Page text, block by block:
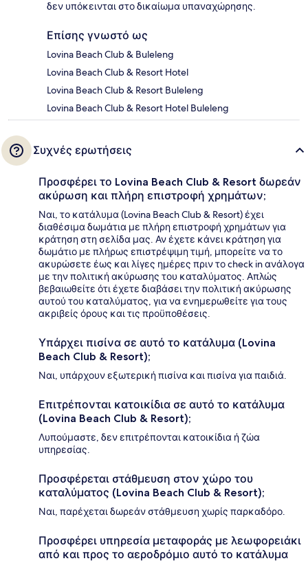
δεν υπόκεινται στο δικαίωμα υπαναχώρησης.
Επίσης γνωστό ως
Lovina Beach Club & Buleleng
Lovina Beach Club & Resort Hotel
Lovina Beach Club & Resort Buleleng
Lovina Beach Club & Resort Hotel Buleleng
Συχνές ερωτήσεις
Προσφέρει το Lovina Beach Club & Resort δωρεάν
ακύρωση και πλήρη επιστροφή χρημάτων;
Ναι, το κατάλυμα (Lovina Beach Club & Resort) έχει
διαθέσιμα δωμάτια με πλήρη επιστροφή χρημάτων για
κράτηση στη σελίδα μας. Αν έχετε κάνει κράτηση για
δωμάτιο με πλήρως επιστρέψιμη τιμή, μπορείτε να το
ακυρώσετε έως και λίγες ημέρες πριν το check in ανάλογα
με την πολιτική ακύρωσης του καταλύματος. Απλώς
βεβαιωθείτε ότι έχετε διαβάσει την πολιτική ακύρωσης
αυτού του καταλύματος, για να ενημερωθείτε για τους
ακριβείς όρους και τις προϋποθέσεις.
Υπάρχει πισίνα σε αυτό το κατάλυμα (Lovina
Beach Club & Resort);
Ναι, υπάρχουν εξωτερική πισίνα και πισίνα για παιδιά.
Επιτρέπονται κατοικίδια σε αυτό το κατάλυμα
(Lovina Beach Club & Resort);
Λυπούμαστε, δεν επιτρέπονται κατοικίδια ή ζώα
υπηρεσίας.
Προσφέρεται στάθμευση στον χώρο του
καταλύματος (Lovina Beach Club & Resort);
Ναι, παρέχεται δωρεάν στάθμευση χωρίς παρκαδόρο.
Προσφέρει υπηρεσία μεταφοράς με λεωφορειάκι
από και προς το αεροδρόμιο αυτό το κατάλυμα